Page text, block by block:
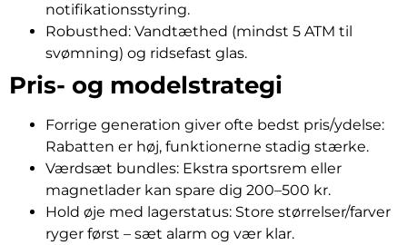
notifikationsstyring.
Robusthed: Vandtæthed (mindst 5 ATM til
svømning) og ridsefast glas.
Pris- og modelstrategi
Forrige generation giver ofte bedst pris/ydelse:
Rabatten er høj, funktionerne stadig stærke.
Værdsæt bundles: Ekstra sportsrem eller
magnetlader kan spare dig 200–500 kr.
Hold øje med lagerstatus: Store størrelser/farver
ryger først – sæt alarm og vær klar.